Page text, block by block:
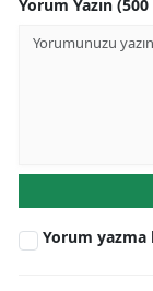
Yorum Yazın
Yorum yazma